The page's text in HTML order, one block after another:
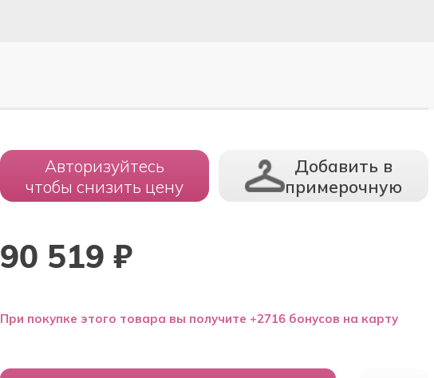
Авторизуйтесь
чтобы снизить цену
Добавить в
примерочную
90 519 ₽
При покупке этого товара вы получите +2716 бонусов на карту